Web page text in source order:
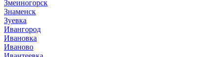
Змеиногорск
Знаменск
Зуевка
Ивангород
Ивановка
Иваново